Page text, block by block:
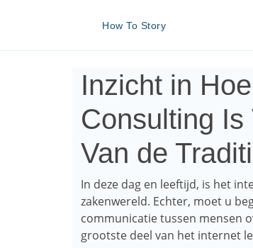
How To Story
Inzicht in
Consulting Is
Van de
In deze dag en leeftijd, is het
zakenwereld. Echter, moet u
communicatie tussen mensen
grootste deel van het internet